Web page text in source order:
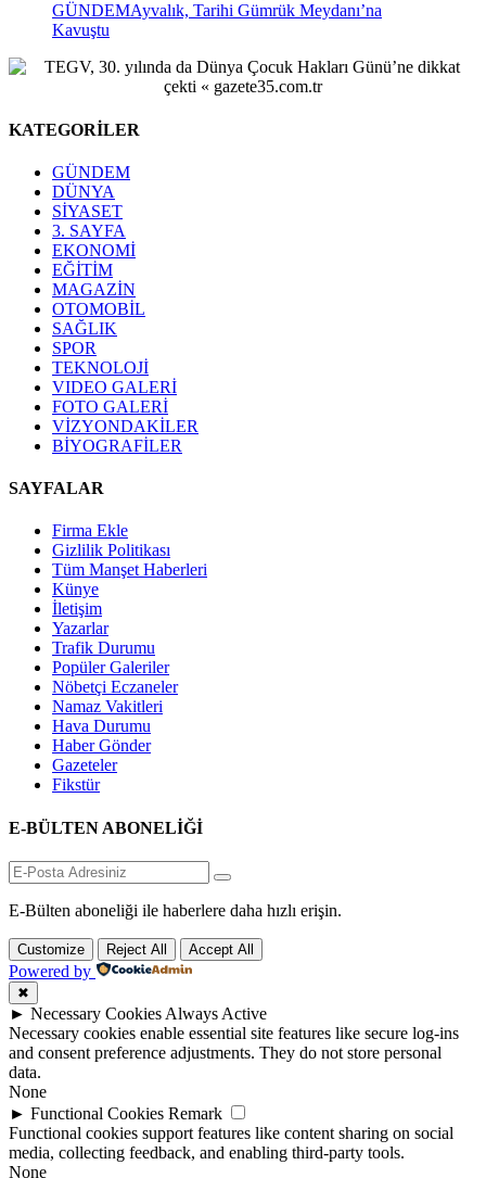
GÜNDEMAyvalık, Tarihi Gümrük Meydanı’na
Kavuştu
KATEGORİLER
GÜNDEM
DÜNYA
SİYASET
3. SAYFA
EKONOMİ
EĞİTİM
MAGAZİN
OTOMOBİL
SAĞLIK
SPOR
TEKNOLOJİ
VIDEO GALERİ
FOTO GALERİ
VİZYONDAKİLER
BİYOGRAFİLER
SAYFALAR
Firma Ekle
Gizlilik Politikası
Tüm Manşet Haberleri
Künye
İletişim
Yazarlar
Trafik Durumu
Popüler Galeriler
Nöbetçi Eczaneler
Namaz Vakitleri
Hava Durumu
Haber Gönder
Gazeteler
Fikstür
E-BÜLTEN ABONELİĞİ
E-Bülten aboneliği ile haberlere daha hızlı erişin.
Customize Reject All Accept All
Powered by
✖
► Necessary Cookies Always Active
Necessary cookies enable essential site features like secure log-ins
and consent preference adjustments. They do not store personal
data.
None
► Functional Cookies Remark
Functional cookies support features like content sharing on social
media, collecting feedback, and enabling third-party tools.
None